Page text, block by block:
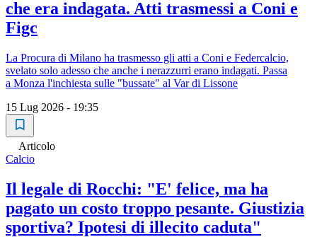
che era indagata. Atti trasmessi a Coni e
Figc
La Procura di Milano ha trasmesso gli atti a Coni e Federcalcio,
svelato solo adesso che anche i nerazzurri erano indagati. Passa
a Monza l'inchiesta sulle "bussate" al Var di Lissone
15 Lug 2026 - 19:35
Articolo
Calcio
Il legale di Rocchi: "E' felice, ma ha
pagato un costo troppo pesante. Giustizia
sportiva? Ipotesi di illecito caduta"